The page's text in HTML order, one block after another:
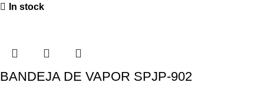
In stock
BANDEJA DE VAPOR SPJP-902